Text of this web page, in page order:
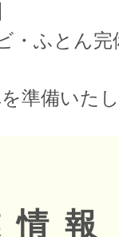
・ふとん完
準備いた
報